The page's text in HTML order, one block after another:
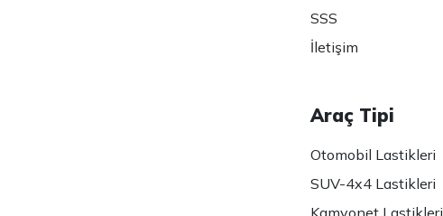
SSS
İletişim
Araç Tipi
Otomobil Lastikleri
SUV-4x4 Lastikleri